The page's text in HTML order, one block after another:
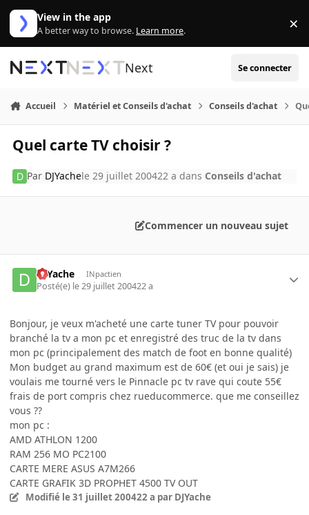
Aller au contenu
View in the app
A better way to browse. Learn more. ×
Next Se connecter
Accueil Matériel et Conseils d'achat Conseils d'achat
Quel carte TV choisir ?
Par DJYachele 29 juillet 200422 a dans Conseils d'achat
Commencer un nouveau sujet
DJYache INpactien
Posté(e) le 29 juillet 200422 a
Bonjour, je veux m'acheté une carte tuner TV pour pouvoir
branché la tv a mon pc et enregistré des truc de la tv dans
mon pc (principalement des match de foot en bonne qualité)
Mon budget au grand maximum est de 60€ (et oui je sais) je
voulais me tourné vers le Pinnacle pc tv rave qui coute 55€
frais de port compris chez rueducommerce. que me conseillez
vous ??
mon pc :
AMD ATHLON 1200
RAM 256 MO PC2100
CARTE MERE ASUS A7M266
CARTE GRAFIK 3D PROPHET 4500 TV OUT
Modifié le 31 juillet 200422 a par DJYache